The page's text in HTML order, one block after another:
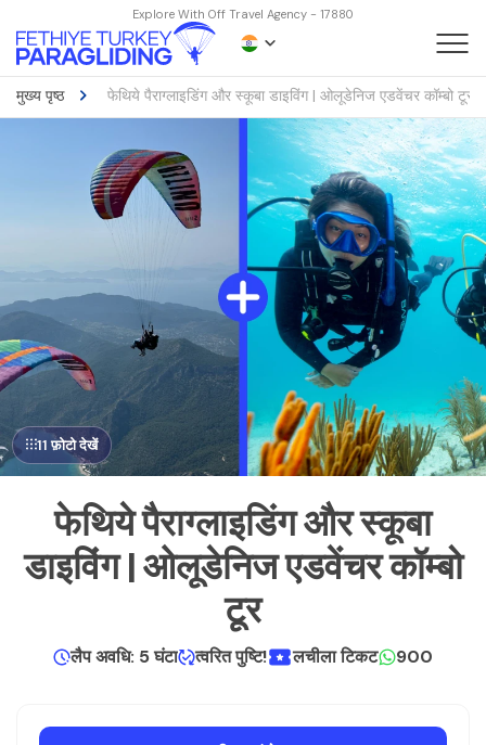
Explore With Off Travel Agency - 17880
मुख्य पृष्ठ फेथिये पैराग्लाइडिंग और स्कूबा डाइविंग | ओलूडेनिज एडवेंचर कॉम्बो टूर
11 फ़ोटो देखें
फेथिये पैराग्लाइडिंग और स्कूबा
डाइविंग | ओलूडेनिज एडवेंचर कॉम्बो
टूर
लैप अवधि: 5 घंटा त्वरित पुष्टि! लचीला टिकट 900